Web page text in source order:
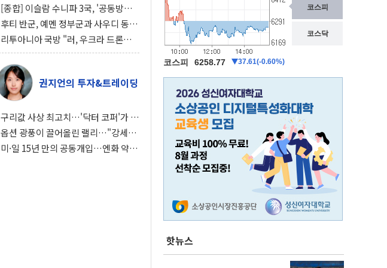
[종합] 이슬람 수니파 3국, '공동방위
협정' 체결… 이스라엘·이란 위협에
맞설 자체 억지력 강화
후티 반군, 예멘 정부군과 사우디 동시
공격… 위기 고조되는 또 다른 중동 화
약고
리투아니아 국방 "러, 우크라 드론으
로 나토 회원국 공격 검토… 거짓 깃발
작전"
권지언의 투자&트레이딩
구리값 사상 최고치…'닥터 코퍼'가 말
하는 경기 신호가 달라졌다
옵션 광풍이 끌어올린 랠리…"강세장
이면에 과열 경고등"
미·일 15년 만의 공동개입…엔화 약세
핫뉴스